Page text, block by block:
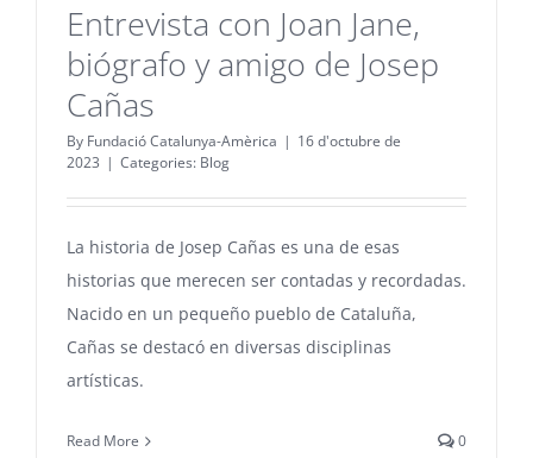
Entrevista con Joan Jane,
biógrafo y amigo de Josep
Cañas
By Fundació Catalunya-Amèrica | 16 d'octubre de
2023 | Categories: Blog
La historia de Josep Cañas es una de esas
historias que merecen ser contadas y recordadas.
Nacido en un pequeño pueblo de Cataluña,
Cañas se destacó en diversas disciplinas
artísticas.
Read More 0